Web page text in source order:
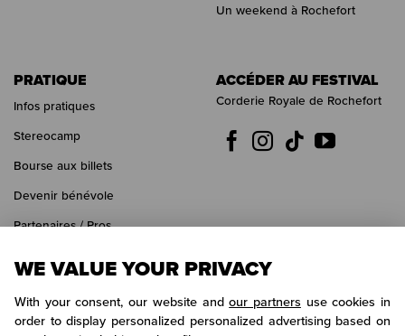
Un weekend à Rochefort
PRATIQUE
Infos pratiques
Stereocamp
Bourse aux billets
Devenir bénévole
Partenaires / Pros
ACCÉDER AU FESTIVAL
Corderie Royale de Rochefort
WE VALUE YOUR PRIVACY
With your consent, our website andour partners use cookies in
order to display personalized personalized advertising based on